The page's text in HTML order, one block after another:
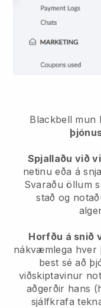
Blackbell mun
Spjallaðu við
netinu eða á
Svaraðu öllum
stað og
Horfðu á snið
nákvæmlega hver
best sé að
viðskiptavinur
aðgerðir hans
sjálfkrafa